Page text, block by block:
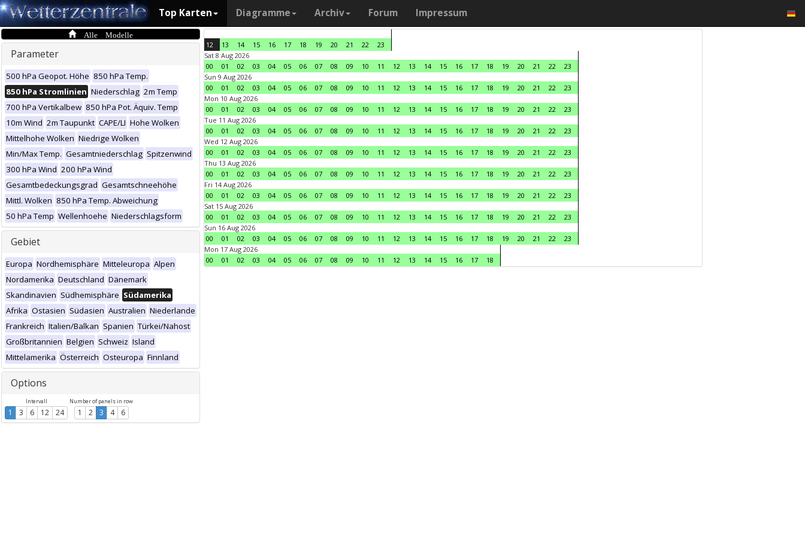
Top Karten Diagramme Archiv Forum Impressum
Alle Modelle
Parameter
500 hPa Geopot. Höhe 850 hPa Temp.
850 hPa Stromlinien Niederschlag 2m Temp
700 hPa Vertikalbew 850 hPa Pot. Äquiv. Temp
10m Wind 2m Taupunkt CAPE/LI Hohe Wolken
Mittelhohe Wolken Niedrige Wolken
Min/Max Temp. Gesamtniederschlag Spitzenwind
300 hPa Wind 200 hPa Wind
Gesamtbedeckungsgrad Gesamtschneehöhe
Mittl. Wolken 850 hPa Temp. Abweichung
50 hPa Temp Wellenhoehe Niederschlagsform
Gebiet
Europa Nordhemisphäre Mitteleuropa Alpen
Nordamerika Deutschland Dänemark
Skandinavien Südhemisphäre Südamerika
Afrika Ostasien Südasien Australien Niederlande
Frankreich Italien/Balkan Spanien Türkei/Nahost
Großbritannien Belgien Schweiz Island
Mittelamerika Österreich Osteuropa Finnland
Options
Intervall
1 3 6 12 24
Number of panels in row
1 2 3 4 6
12 13 14 15 16 17 18 19 20 21 22
23
Sat 8 Aug 2026
00
01 02 03 04 05 06 07 08 09 10 11 12 13 14 15 16 17 18 19 20 21 22
23
Sun 9 Aug 2026
00
01 02 03 04 05 06 07 08 09 10 11 12 13 14 15 16 17 18 19 20 21 22
23
Mon 10 Aug 2026
00
01 02 03 04 05 06 07 08 09 10 11 12 13 14 15 16 17 18 19 20 21 22
23
Tue 11 Aug 2026
00
01 02 03 04 05 06 07 08 09 10 11 12 13 14 15 16 17 18 19 20 21 22
23
Wed 12 Aug 2026
00
01 02 03 04 05 06 07 08 09 10 11 12 13 14 15 16 17 18 19 20 21 22
23
Thu 13 Aug 2026
00
01 02 03 04 05 06 07 08 09 10 11 12 13 14 15 16 17 18 19 20 21 22
23
Fri 14 Aug 2026
00
01 02 03 04 05 06 07 08 09 10 11 12 13 14 15 16 17 18 19 20 21 22
23
Sat 15 Aug 2026
00
01 02 03 04 05 06 07 08 09 10 11 12 13 14 15 16 17 18 19 20 21 22
23
Sun 16 Aug 2026
00
01 02 03 04 05 06 07 08 09 10 11 12 13 14 15 16 17 18 19 20 21 22
23
Mon 17 Aug 2026
00
01 02 03 04 05 06 07 08 09 10 11 12 13 14 15 16 17 18